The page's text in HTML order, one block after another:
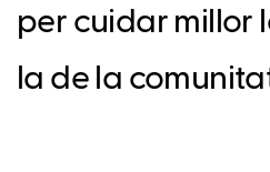
per cuidar millor
la de la